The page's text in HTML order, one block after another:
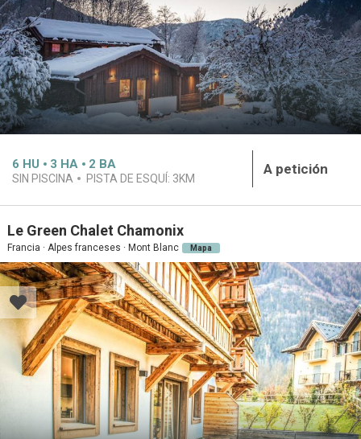
6 HU 3 HA 2 BA
SIN PISCINA PISTA DE ESQUÍ: 3KM
A petición
Le Green Chalet Chamonix
Francia · Alpes franceses · Mont Blanc Mapa